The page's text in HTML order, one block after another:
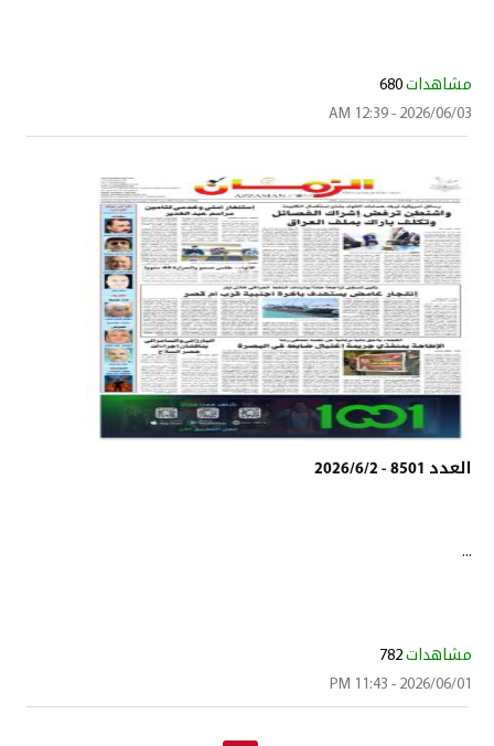
مشاهدات 680
2026/06/03 - 12:39 AM
العدد 8501 - 2026/6/2
...
مشاهدات 782
2026/06/01 - 11:43 PM